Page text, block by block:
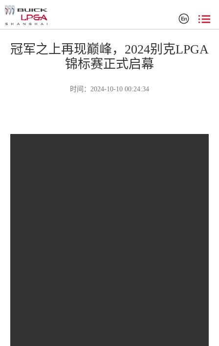
冠军之上再现巅峰，2024别克LPGA
锦标赛正式启幕
时间：2024-10-10 00:24:34